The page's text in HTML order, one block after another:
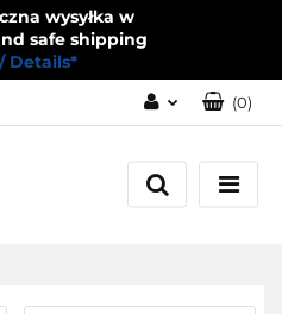
wysyłka w
safe shipping
Details*
Zaloguj się
Zarejestruj się
(0)